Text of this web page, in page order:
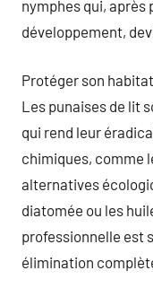
nymphes qui, après
développement,
Protéger son
Les punaises de lit
qui rend leur
chimiques, comme
alternatives
diatomée ou les
professionnelle est
élimination